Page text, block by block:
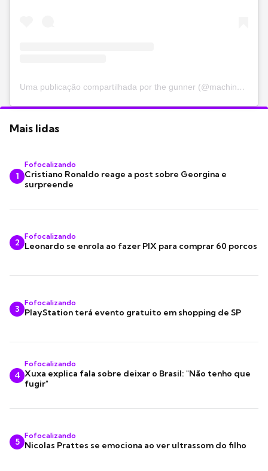
Uma publicação compartilhada por the gunner (@machinegunkelly)
Mais lidas
1
Fofocalizando
Cristiano Ronaldo reage a post sobre Georgina e
surpreende
2
Fofocalizando
Leonardo se enrola ao fazer PIX para comprar 60 porcos
3
Fofocalizando
PlayStation terá evento gratuito em shopping de SP
4
Fofocalizando
Xuxa explica fala sobre deixar o Brasil: "Não tenho que
fugir"
5
Fofocalizando
Nicolas Prattes se emociona ao ver ultrassom do filho